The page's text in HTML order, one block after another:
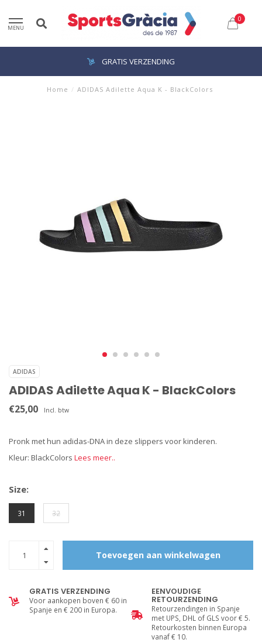
MENU
0
GRATIS VERZENDING
Home / ADIDAS Adilette Aqua K - BlackColors
ADIDAS
ADIDAS Adilette Aqua K - BlackColors
€25,00 Incl. btw
Pronk met hun adidas-DNA in deze slippers voor kinderen.
Kleur: BlackColors Lees meer..
Size:
31 32
Toevoegen aan winkelwagen
GRATIS VERZENDING
Voor aankopen boven € 60 in
Spanje en € 200 in Europa.
EENVOUDIGE
RETOURZENDING
Retourzendingen in Spanje
met UPS, DHL of GLS voor € 5.
Retourkosten binnen Europa
vanaf € 10.